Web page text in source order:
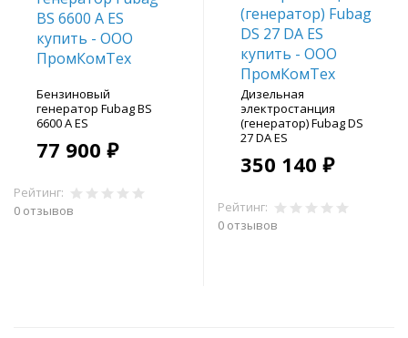
Бензиновый
генератор Fubag BS
6600 А ES
77 900 ₽
Рейтинг:
0 отзывов
Дизельная
электростанция
(генератор) Fubag DS
27 DA ES
350 140 ₽
Рейтинг:
0 отзывов